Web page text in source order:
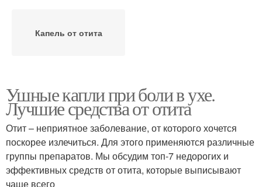
Капель от отита
Ушные капли при боли в ухе.
Лучшие средства от отита
Отит – неприятное заболевание, от которого хочется
поскорее излечиться. Для этого применяются различные
группы препаратов. Мы обсудим топ-7 недорогих и
эффективных средств от отита, которые выписывают
чаще всего